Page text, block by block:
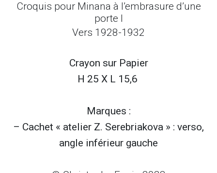
Croquis pour Minana à l’embrasure d’une
porte I
Vers 1928-1932
Crayon sur Papier
H 25 X L 15,6
Marques :
– Cachet « atelier Z. Serebriakova » : verso,
angle inférieur gauche